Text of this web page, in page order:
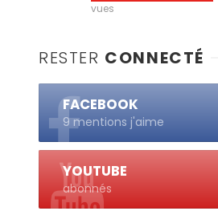
vues
RESTER CONNECTÉ
FACEBOOK
9 mentions j'aime
YOUTUBE
abonnés